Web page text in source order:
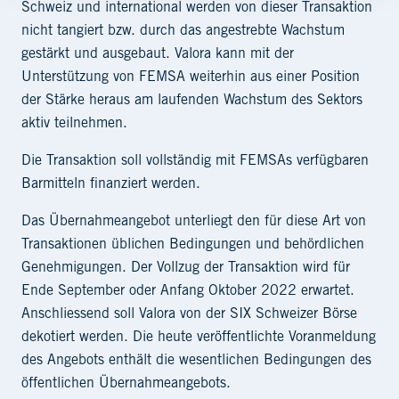
Schweiz und international werden von dieser Transaktion
nicht tangiert bzw. durch das angestrebte Wachstum
gestärkt und ausgebaut. Valora kann mit der
Unterstützung von FEMSA weiterhin aus einer Position
der Stärke heraus am laufenden Wachstum des Sektors
aktiv teilnehmen.
Die Transaktion soll vollständig mit FEMSAs verfügbaren
Barmitteln finanziert werden.
Das Übernahmeangebot unterliegt den für diese Art von
Transaktionen üblichen Bedingungen und behördlichen
Genehmigungen. Der Vollzug der Transaktion wird für
Ende September oder Anfang Oktober 2022 erwartet.
Anschliessend soll Valora von der SIX Schweizer Börse
dekotiert werden. Die heute veröffentlichte Voranmeldung
des Angebots enthält die wesentlichen Bedingungen des
öffentlichen Übernahmeangebots.